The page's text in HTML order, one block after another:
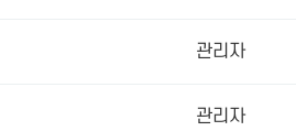
관리자
관리자